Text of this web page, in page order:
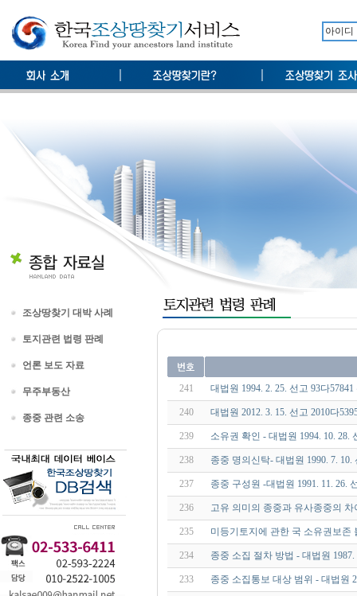
조상땅찾기 대박 사례
토지관련 법령 판례
언론 보도 자료
무주부동산
종중 관련 소송
241 대법원 1994. 2. 25. 선고 93다57841
240 대법원 2012. 3. 15. 선고 2010다
239 소유권 확인 - 대법원 1994. 10. 28.
238 종중 명의신탁- 대법원 1990. 7. 10.
237 종중 구성원 -대법원 1991. 11. 26.
236 고유 의미의 종중과 유사종중의
235 미등기토지에 관한 국 소유권보존
234 종중 소집 절차 방법 - 대법원
233 종중 소집통보 대상 범위 - 대법원